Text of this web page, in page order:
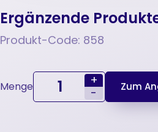
Ergänzende
Produkt-Code: 858
Menge
+
-
Zum